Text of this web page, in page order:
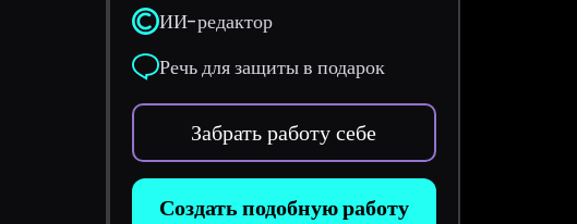
ИИ-редактор
Речь для защиты в подарок
Забрать работу себе
Создать подобную работу